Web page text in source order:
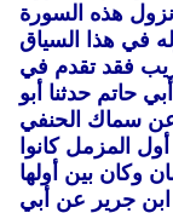
هذه السورة
في هذا السياق
فقد تقدم في
حاتم حدثنا أبو
سماك الحنفي
المزمل كانوا
وكان بين أولها
جرير عن أبي